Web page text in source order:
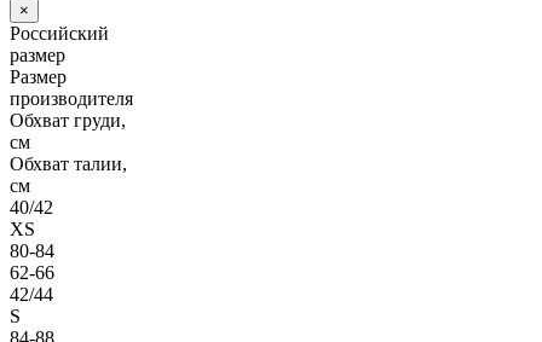
×
Российский
размер
Размер
производителя
Обхват груди,
см
Обхват талии,
см
40/42
XS
80-84
62-66
42/44
S